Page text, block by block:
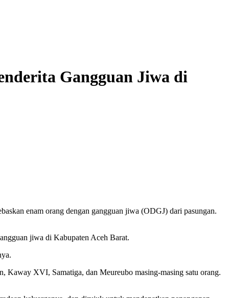
Gangguan Jiwa di
enam orang dengan gangguan jiwa (ODGJ) dari pasungan.
jiwa di Kabupaten Aceh Barat.
Kaway XVI, Samatiga, dan Meureubo masing-masing satu orang.